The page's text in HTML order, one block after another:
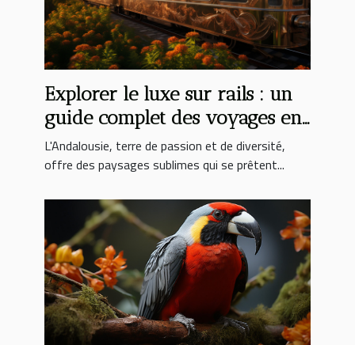
Explorer le luxe sur rails : un
guide complet des voyages en
train de luxe en Andalousie
L'Andalousie, terre de passion et de diversité,
offre des paysages sublimes qui se prêtent...